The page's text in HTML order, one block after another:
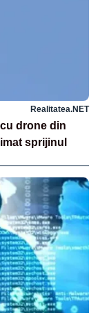
Realitatea.NET
drone din
sprijinul